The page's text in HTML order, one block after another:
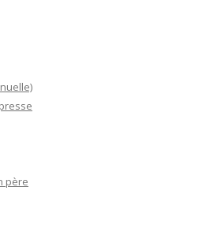
père